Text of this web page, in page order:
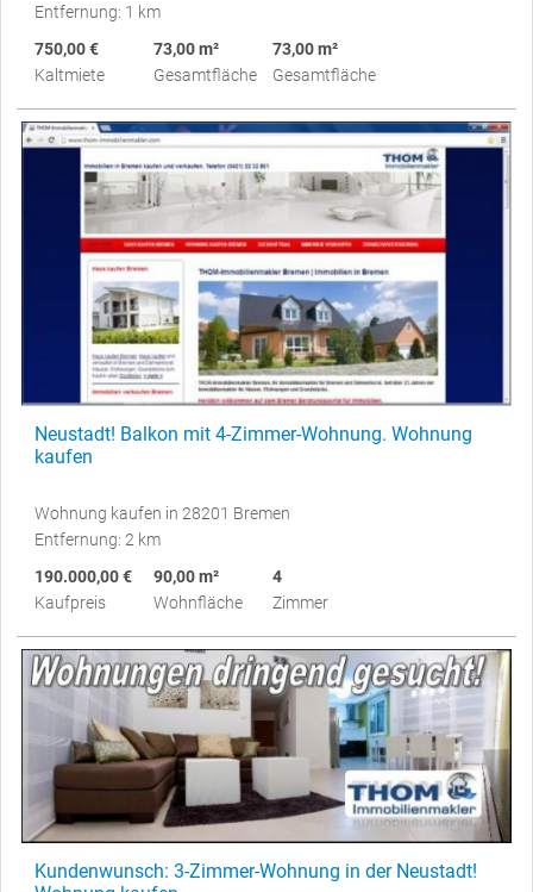
Entfernung: 1 km
750,00 €
Kaltmiete
73,00 m²
Gesamtfläche
73,00 m²
Gesamtfläche
Neustadt! Balkon mit 4-Zimmer-Wohnung. Wohnung
kaufen
Wohnung kaufen in 28201 Bremen
Entfernung: 2 km
190.000,00 €
Kaufpreis
90,00 m²
Wohnfläche
4
Zimmer
Kundenwunsch: 3-Zimmer-Wohnung in der Neustadt!